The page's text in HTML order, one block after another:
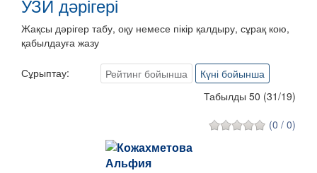
УЗИ дәрігері
Жақсы дәрігер табу, оқу немесе пікір қалдыру, сұрақ кою,
қабылдауға жазу
Сұрыптау: Рейтинг бойынша
Күні бойынша
Табылды 50 (31/19)
(0 / 0)